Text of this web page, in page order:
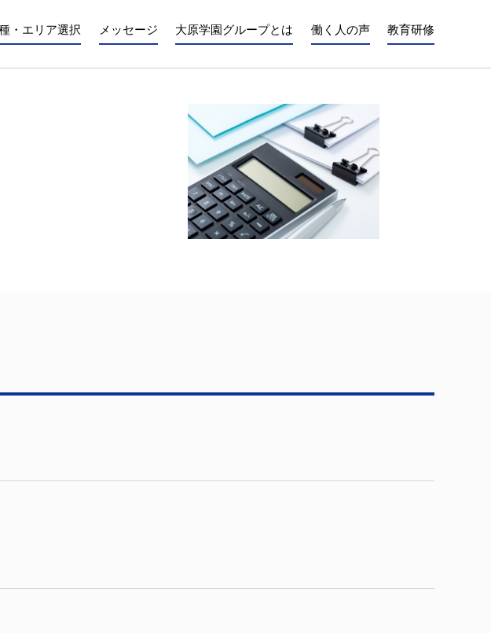
・エリア選択 メッセージ 大原学園グループとは 働く人の声 教育研修